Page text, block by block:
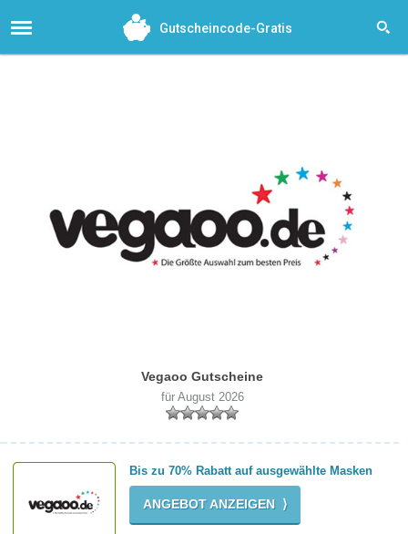
Gutscheincode-Gratis
Vegaoo Gutscheine
für August 2026
Bis zu 70% Rabatt auf ausgewählte Masken
ANGEBOT ANZEIGEN ⟩